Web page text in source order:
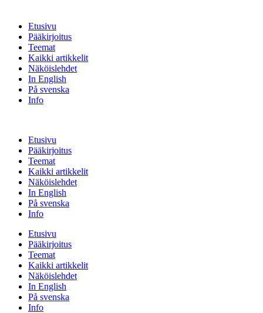
Etusivu
Pääkirjoitus
Teemat
Kaikki artikkelit
Näköislehdet
In English
På svenska
Info
Etusivu
Pääkirjoitus
Teemat
Kaikki artikkelit
Näköislehdet
In English
På svenska
Info
Etusivu
Pääkirjoitus
Teemat
Kaikki artikkelit
Näköislehdet
In English
På svenska
Info